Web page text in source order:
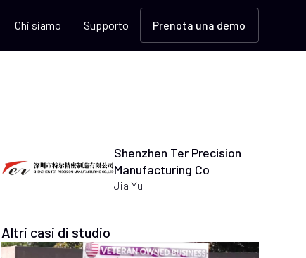
Chi siamo Supporto Prenota una demo
Shenzhen Ter Precision
Manufacturing Co
Jia Yu
Altri casi di studio